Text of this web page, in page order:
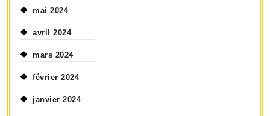
mai 2024
avril 2024
mars 2024
février 2024
janvier 2024